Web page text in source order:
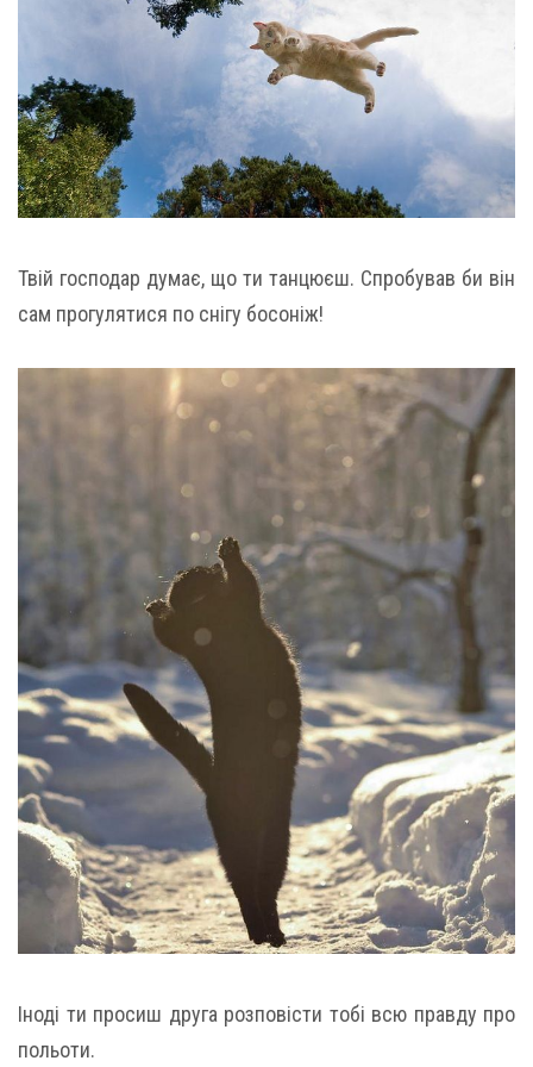
Твій господар думає, що ти танцюєш. Спробував би він
сам прогулятися по снігу босоніж!
Іноді ти просиш друга розповісти тобі всю правду про
польоти.